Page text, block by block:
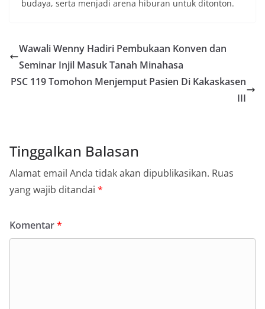
budaya, serta menjadi arena hiburan untuk ditonton.
Wawali Wenny Hadiri Pembukaan Konven dan
Seminar Injil Masuk Tanah Minahasa
PSC 119 Tomohon Menjemput Pasien Di Kakaskasen
III
Tinggalkan Balasan
Alamat email Anda tidak akan dipublikasikan. Ruas
yang wajib ditandai *
Komentar*